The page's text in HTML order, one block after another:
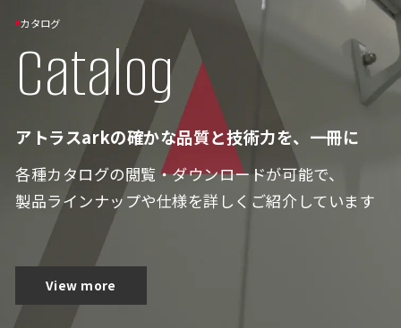
カタログ
Catalog
アトラスarkの確かな品質と技術力を、一冊に
各種カタログの閲覧・ダウンロードが可能で、
製品ラインナップや仕様を詳しくご紹介しています
View more